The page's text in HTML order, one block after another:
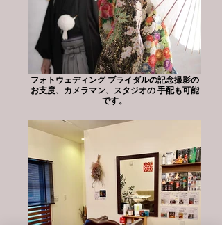
フォトウェディング ブライダルの記念撮影の
お支度、カメラマン、スタジオの 手配も可能
です。